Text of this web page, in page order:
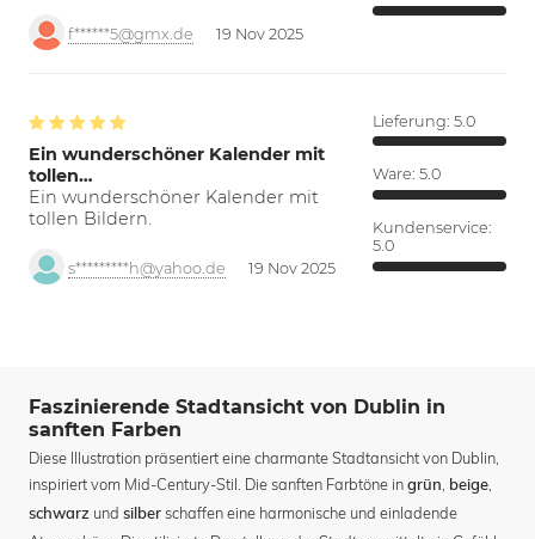
f******5@gmx.de 19 Nov 2025
Ein wunderschöner Kalender mit
tollen…
Ein wunderschöner Kalender mit
tollen Bildern.
s*********h@yahoo.de 19 Nov 2025
Lieferung: 5.0
Ware: 5.0
Kundenservice:
5.0
Faszinierende Stadtansicht von Dublin in
sanften Farben
Diese Illustration präsentiert eine charmante Stadtansicht von Dublin,
inspiriert vom Mid-Century-Stil. Die sanften Farbtöne in grün beige
schwarz und silber schaffen eine harmonische und einladende